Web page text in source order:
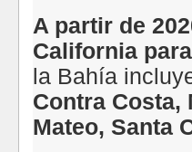
A partir de
California
la Bahía
Contra Costa,
Mateo, Santa